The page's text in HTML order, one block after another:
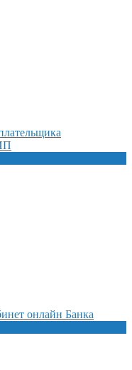
онлайн Банка